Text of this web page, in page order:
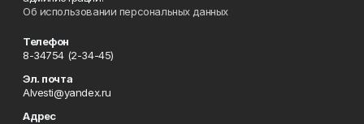
Об использовании персональных данных
Телефон
8-34754 (2-34-45)
Эл. почта
Alvesti@yandex.ru
Адрес